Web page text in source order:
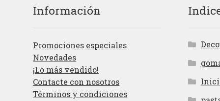
Información
Promociones especiales
Novedades
¡Lo más vendido!
Contacte con nosotros
Términos y condiciones